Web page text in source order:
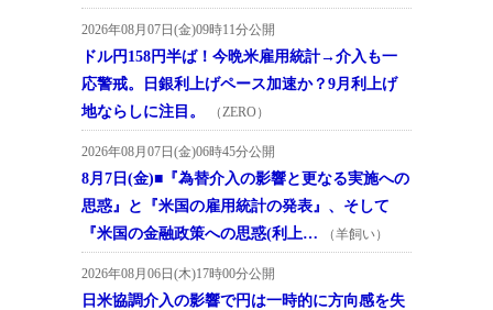
2026年08月07日(金)09時11分公開
ドル円158円半ば！今晩米雇用統計→介入も一
応警戒。日銀利上げペース加速か？9月利上げ
地ならしに注目。
（ZERO）
2026年08月07日(金)06時45分公開
8月7日(金)■『為替介入の影響と更なる実施への
思惑』と『米国の雇用統計の発表』、そして
『米国の金融政策への思惑(利上…
（羊飼い）
2026年08月06日(木)17時00分公開
日米協調介入の影響で円は一時的に方向感を失